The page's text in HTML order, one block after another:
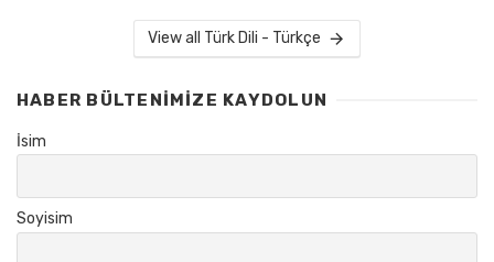
View all Türk Dili - Türkçe
HABER BÜLTENIMIZE KAYDOLUN
İsim
Soyisim